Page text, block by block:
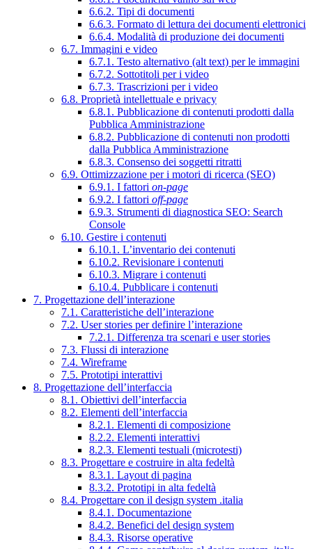
6.6.2. Tipi di documenti
6.6.3. Formato di lettura dei documenti elettronici
6.6.4. Modalità di produzione dei documenti
6.7. Immagini e video
6.7.1. Testo alternativo (alt text) per le immagini
6.7.2. Sottotitoli per i video
6.7.3. Trascrizioni per i video
6.8. Proprietà intellettuale e privacy
6.8.1. Pubblicazione di contenuti prodotti dalla
Pubblica Amministrazione
6.8.2. Pubblicazione di contenuti non prodotti
dalla Pubblica Amministrazione
6.8.3. Consenso dei soggetti ritratti
6.9. Ottimizzazione per i motori di ricerca (SEO)
6.9.1. I fattori on-page
6.9.2. I fattori off-page
6.9.3. Strumenti di diagnostica SEO: Search
Console
6.10. Gestire i contenuti
6.10.1. L’inventario dei contenuti
6.10.2. Revisionare i contenuti
6.10.3. Migrare i contenuti
6.10.4. Pubblicare i contenuti
7. Progettazione dell’interazione
7.1. Caratteristiche dell’interazione
7.2. User stories per definire l’interazione
7.2.1. Differenza tra scenari e user stories
7.3. Flussi di interazione
7.4. Wireframe
7.5. Prototipi interattivi
8. Progettazione dell’interfaccia
8.1. Obiettivi dell’interfaccia
8.2. Elementi dell’interfaccia
8.2.1. Elementi di composizione
8.2.2. Elementi interattivi
8.2.3. Elementi testuali (microtesti)
8.3. Progettare e costruire in alta fedeltà
8.3.1. Layout di pagina
8.3.2. Prototipi in alta fedeltà
8.4. Progettare con il design system .italia
8.4.1. Documentazione
8.4.2. Benefici del design system
8.4.3. Risorse operative